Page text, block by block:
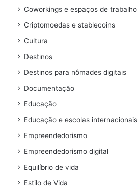
Coworkings e espaços de trabalho
Criptomoedas e stablecoins
Cultura
Destinos
Destinos para nômades digitais
Documentação
Educação
Educação e escolas internacionais
Empreendedorismo
Empreendedorismo digital
Equilíbrio de vida
Estilo de Vida